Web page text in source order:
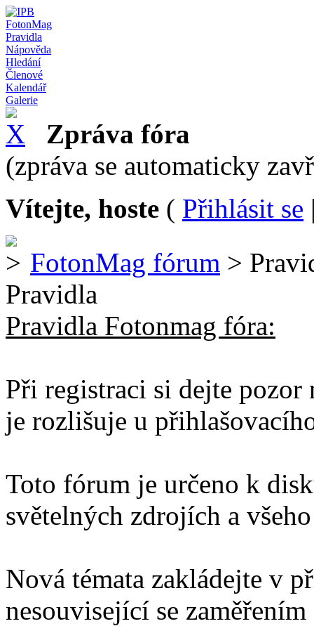
FotonMag
Pravidla
Nápověda
Hledání
Členové
Kalendář
Galerie
Zpráva fóra
(zpráva se automaticky
Vítejte, hoste ( Přihlásit se
FotonMag fórum >
Pravidla
Pravidla Fotonmag fóra:
Při registraci si dejte pozor
je rozlišuje u
Toto fórum je určeno k
světelných zdrojích a
Nová témata zakládejte v
nesouvisející se